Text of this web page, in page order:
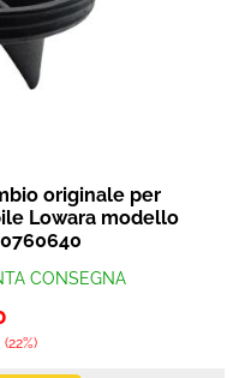
originale per
Lowara modello
CONSEGNA